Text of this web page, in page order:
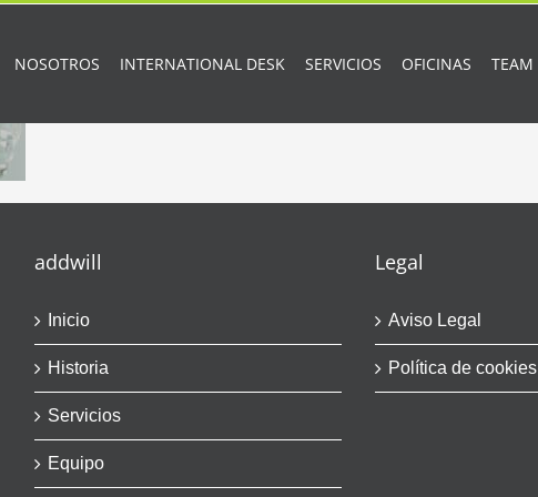
NOSOTROS INTERNATIONAL DESK SERVICIOS OFICINAS TEAM
addwill
Inicio
Historia
Servicios
Equipo
Legal
Aviso Legal
Política de cookies